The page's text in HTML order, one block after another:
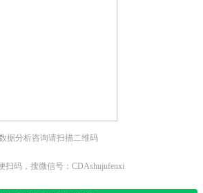
据分析咨询请扫描二维码
扫码，搜微信号：CDAshujufenxi